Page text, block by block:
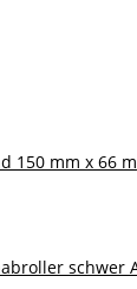
150 mm x 66 m